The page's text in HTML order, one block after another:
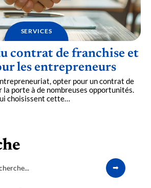
SERVICES
contrat de franchise et
les entrepreneurs
opter pour un contrat de
porte à de nombreuses opportunités.
choisissent cette…